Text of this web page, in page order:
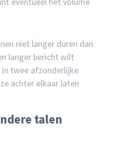
niet langer duren dan
langer bericht wilt
twee afzonderlijke
achter elkaar laten
talen